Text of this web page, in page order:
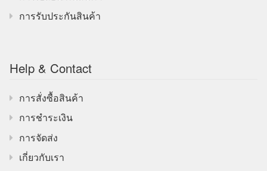
การรับประกันสินค้า
Help & Contact
การสั่งซื้อสินค้า
การชำระเงิน
การจัดส่ง
เกี่ยวกับเรา